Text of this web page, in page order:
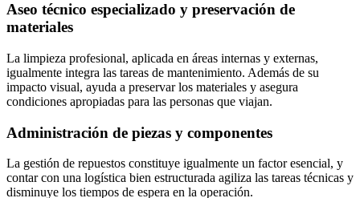
Aseo técnico especializado y preservación de
materiales
La limpieza profesional, aplicada en áreas internas y externas,
igualmente integra las tareas de mantenimiento. Además de su
impacto visual, ayuda a preservar los materiales y asegura
condiciones apropiadas para las personas que viajan.
Administración de piezas y componentes
La gestión de repuestos constituye igualmente un factor esencial, y
contar con una logística bien estructurada agiliza las tareas técnicas y
disminuye los tiempos de espera en la operación.